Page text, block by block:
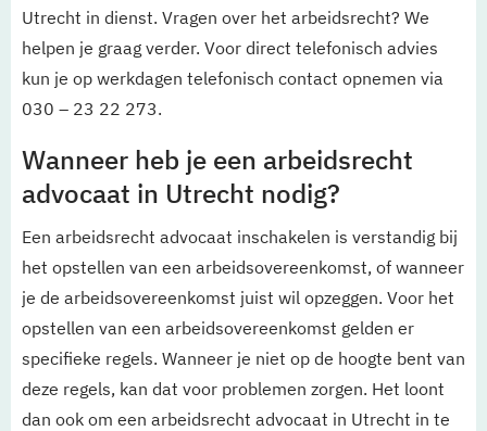
Utrecht in dienst. Vragen over het arbeidsrecht? We
helpen je graag verder. Voor direct telefonisch advies
kun je op werkdagen telefonisch contact opnemen via
030 – 23 22 273.
Wanneer heb je een arbeidsrecht
advocaat in Utrecht nodig?
Een arbeidsrecht advocaat inschakelen is verstandig bij
het opstellen van een arbeidsovereenkomst, of wanneer
je de arbeidsovereenkomst juist wil opzeggen. Voor het
opstellen van een arbeidsovereenkomst gelden er
specifieke regels. Wanneer je niet op de hoogte bent van
deze regels, kan dat voor problemen zorgen. Het loont
dan ook om een arbeidsrecht advocaat in Utrecht in te